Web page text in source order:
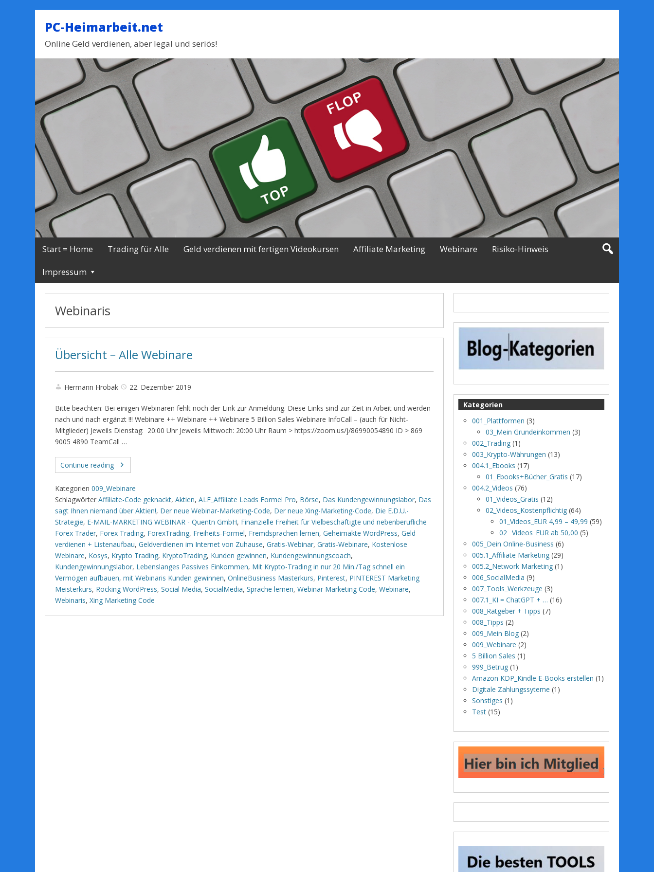
PC-Heimarbeit.net
Online Geld verdienen, aber legal und seriös!
Start = Home Trading für Alle Geld verdienen mit fertigen Videokursen Affiliate Marketing Webinare Risiko-Hinweis
Impressum
Webinaris
Übersicht – Alle Webinare
Hermann Hrobak 22. Dezember 2019
Bitte beachten: Bei einigen Webinaren fehlt noch der Link zur Anmeldung. Diese Links sind zur Zeit in Arbeit und werden
nach und nach ergänzt !!! Webinare ++ Webinare ++ Webinare 5 Billion Sales Webinare InfoCall – (auch für Nicht-
Mitglieder) Jeweils Dienstag: 20:00 Uhr Jeweils Mittwoch: 20:00 Uhr Raum > https://zoom.us/j/86990054890 ID > 869
9005 4890 TeamCall …
Continue reading
Kategorien 009_Webinare
Schlagwörter Affiliate-Code geknackt, Aktien, ALF_Affiliate Leads Formel Pro, Börse, Das Kundengewinnungslabor, Das
sagt Ihnen niemand über Aktien!, Der neue Webinar-Marketing-Code, Der neue Xing-Marketing-Code, Die E.D.U.-
Strategie, E-MAIL-MARKETING WEBINAR - Quentn GmbH, Finanzielle Freiheit für Vielbeschäftigte und nebenberufliche
Forex Trader, Forex Trading, ForexTrading, Freiheits-Formel, Fremdsprachen lernen, Geheimakte WordPress, Geld
verdienen + Listenaufbau, Geldverdienen im Internet von Zuhause, Gratis-Webinar, Gratis-Webinare, Kostenlose
Webinare, Kosys, Krypto Trading, KryptoTrading, Kunden gewinnen, Kundengewinnungscoach,
Kundengewinnungslabor, Lebenslanges Passives Einkommen, Mit Krypto-Trading in nur 20 Min./Tag schnell ein
Vermögen aufbauen, mit Webinaris Kunden gewinnen, OnlineBusiness Masterkurs, Pinterest, PINTEREST Marketing
Meisterkurs, Rocking WordPress, Social Media, SocialMedia, Sprache lernen, Webinar Marketing Code, Webinare,
Webinaris, Xing Marketing Code
Kategorien
001_Plattformen (3)
03_Mein Grundeinkommen (3)
002_Trading (1)
003_Krypto-Währungen (13)
004.1_Ebooks (17)
01_Ebooks+Bücher_Gratis (17)
004.2_Videos (76)
01_Videos_Gratis (12)
02_Videos_Kostenpflichtig (64)
01_Videos_EUR 4,99 – 49,99 (59)
02_ Videos_EUR ab 50,00 (5)
005_Dein Online-Business (6)
005.1_Affiliate Marketing (29)
005.2_Network Marketing (1)
006_SocialMedia (9)
007_Tools_Werkzeuge (3)
007.1_KI = ChatGPT + … (16)
008_Ratgeber + Tipps (7)
008_Tipps (2)
009_Mein Blog (2)
009_Webinare (2)
5 Billion Sales (1)
999_Betrug (1)
Amazon KDP_Kindle E-Books erstellen (1)
Digitale Zahlungssyteme (1)
Sonstiges (1)
Test (15)